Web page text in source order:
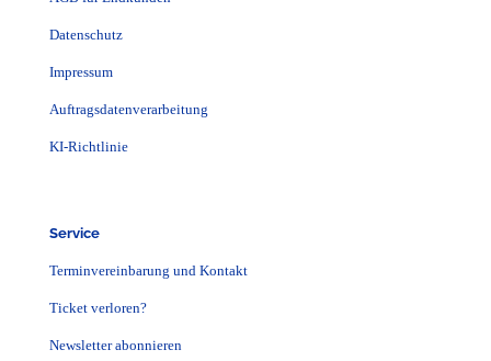
Datenschutz
Impressum
Auftragsdatenverarbeitung
KI-Richtlinie
Service
Terminvereinbarung und Kontakt
Ticket verloren?
Newsletter abonnieren